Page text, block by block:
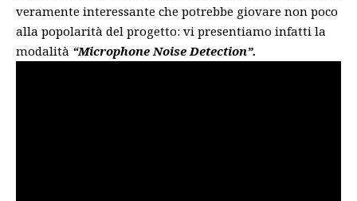
veramente interessante che potrebbe giovare non poco
alla popolarità del progetto: vi presentiamo infatti la
modalità “Microphone Noise Detection”.